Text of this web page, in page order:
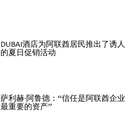
DUBAI酒店为阿联酋居民推出了诱人
的夏日促销活动
萨利赫·阿鲁德：“信任是阿联酋企业
最重要的资产”